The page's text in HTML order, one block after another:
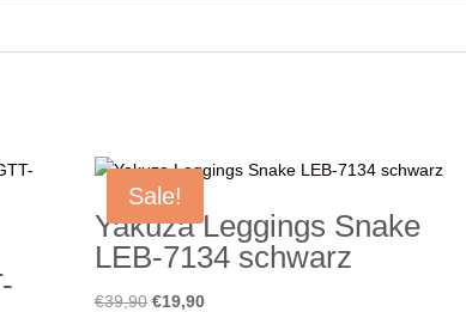
Sale!
Yakuza Leggings Snake
LEB-7134 schwarz
€39,90 Ursprünglicher
€19,90Aktueller